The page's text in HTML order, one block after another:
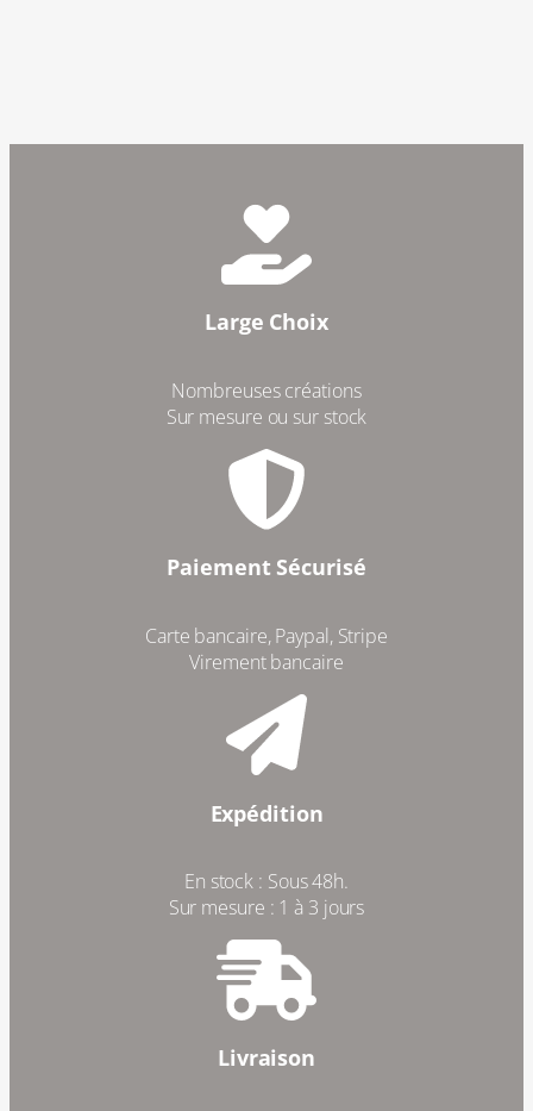
Large Choix
Nombreuses créations
Sur mesure ou sur stock
Paiement Sécurisé
Carte bancaire, Paypal, Stripe
Virement bancaire
Expédition
En stock : Sous 48h.
Sur mesure : 1 à 3 jours
Livraison